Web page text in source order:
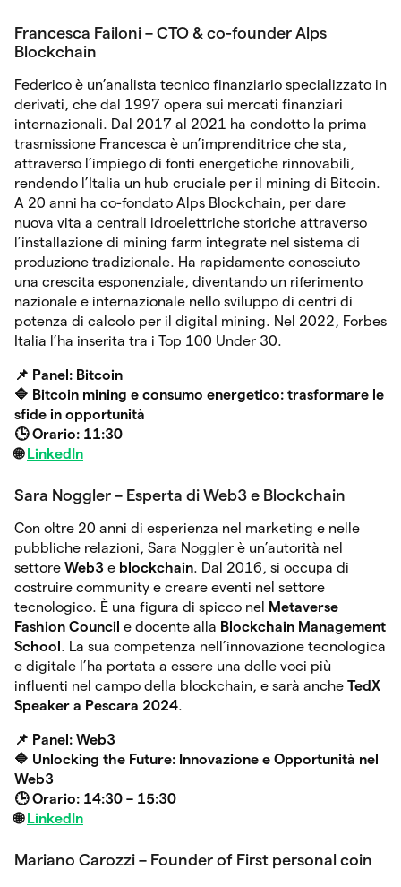
Francesca Failoni⁠ – CTO & co-founder Alps
Blockchain
⁠Federico è un’analista tecnico finanziario specializzato in
derivati, che dal 1997 opera sui mercati finanziari
internazionali. Dal 2017 al 2021 ha condotto la prima
trasmissione Francesca è un’imprenditrice che sta,
attraverso l’impiego di fonti energetiche rinnovabili,
rendendo l’Italia un hub cruciale per il mining di Bitcoin.
A 20 anni ha co-fondato Alps Blockchain, per dare
nuova vita a centrali idroelettriche storiche attraverso
l’installazione di mining farm integrate nel sistema di
produzione tradizionale. Ha rapidamente conosciuto
una crescita esponenziale, diventando un riferimento
nazionale e internazionale nello sviluppo di centri di
potenza di calcolo per il digital mining. Nel 2022, Forbes
Italia l’ha inserita tra i Top 100 Under 30.
📌 Panel: Bitcoin
🔷 Bitcoin mining e consumo energetico: trasformare le
sfide in opportunità
🕒 Orario: 11:30
🌐 LinkedIn
Sara Noggler – Esperta di Web3 e Blockchain
Con oltre 20 anni di esperienza nel marketing e nelle
pubbliche relazioni, Sara Noggler è un’autorità nel
settore Web3 e blockchain. Dal 2016, si occupa di
costruire community e creare eventi nel settore
tecnologico. È una figura di spicco nel
Metaverse
Fashion Council e docente alla Blockchain Management
School . La sua competenza nell’innovazione tecnologica
e digitale l’ha portata a essere una delle voci più
influenti nel campo della blockchain, e sarà anche TedX
Speaker a Pescara 2024.
📌 Panel: Web3
🔷 Unlocking the Future: Innovazione e Opportunità nel
Web3
🕒 Orario: 14:30 – 15:30
🌐 LinkedIn
Mariano Carozzi – Founder of First personal coin